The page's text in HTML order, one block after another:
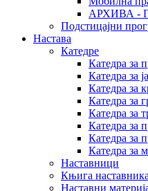
АРХИВА -
Подстицајни
Настава
Катедре
Катедра за
Катедра за
Катедра за
Катедра за
Катедра за
Катедра за
Катедра за
Катедра за
Наставници
Књига наставника
Наставни